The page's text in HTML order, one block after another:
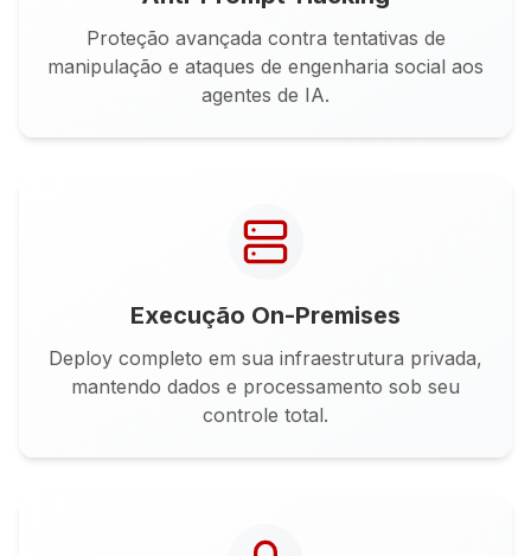
Proteção avançada contra tentativas de
manipulação e ataques de engenharia social aos
agentes de IA.
Execução On-Premises
Deploy completo em sua infraestrutura privada,
mantendo dados e processamento sob seu
controle total.